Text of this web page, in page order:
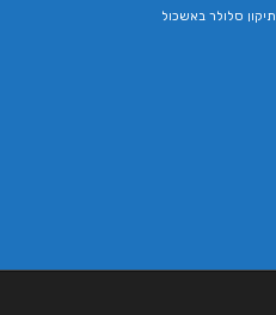
תיקון סלולר באשכול